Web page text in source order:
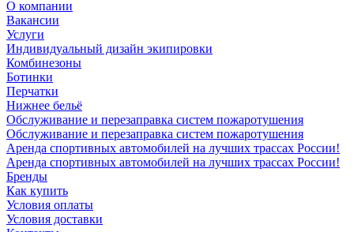
О компании
Вакансии
Услуги
Индивидуальный дизайн экипировки
Комбинезоны
Ботинки
Перчатки
Нижнее бельё
Обслуживание и перезаправка систем пожаротушения
Обслуживание и перезаправка систем пожаротушения
Аренда спортивных автомобилей на лучших трассах России!
Аренда спортивных автомобилей на лучших трассах России!
Бренды
Как купить
Условия оплаты
Условия доставки